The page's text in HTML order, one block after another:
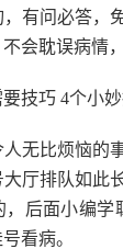
，有问必答，
会耽误病情
要技巧 4个小
无比烦恼的
厅排队如此
，后面小编学
看病。